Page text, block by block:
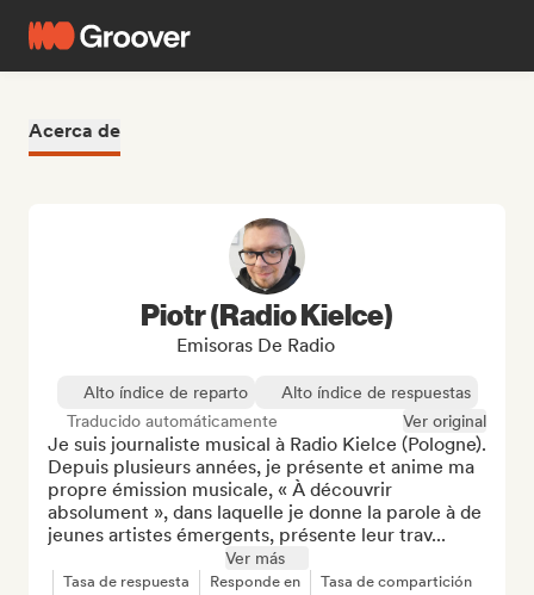
Acerca de
Piotr (Radio Kielce)
Emisoras De Radio
Alto índice de reparto
Alto índice de respuestas
Traducido automáticamente
Ver original
Je suis journaliste musical à Radio Kielce (Pologne).
Depuis plusieurs années, je présente et anime ma
propre émission musicale, « À découvrir
absolument », dans laquelle je donne la parole à de
jeunes artistes émergents, présente leur trav...
Ver más
Tasa de respuesta Responde en Tasa de compartición